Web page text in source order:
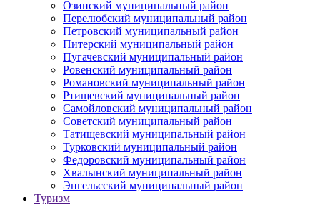
Озинский муниципальный район
Перелюбский муниципальный район
Петровский муниципальный район
Питерский муниципальный район
Пугачевский муниципальный район
Ровенский муниципальный район
Романовский муниципальный район
Ртищевский муниципальный район
Самойловский муниципальный район
Советский муниципальный район
Татищевский муниципальный район
Турковский муниципальный район
Федоровский муниципальный район
Хвалынский муниципальный район
Энгельсский муниципальный район
Туризм